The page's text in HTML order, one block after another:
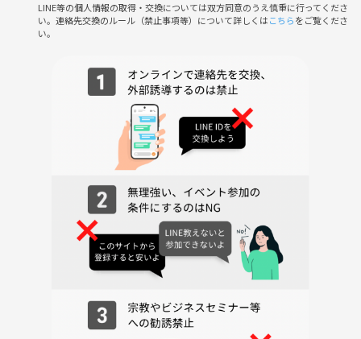
LINE等の個人情報の取得・交換については双方同意のうえ慎重に行ってくださ
い。連絡先交換のルール（禁止事項等）について詳しくはこちらをご覧くださ
い。